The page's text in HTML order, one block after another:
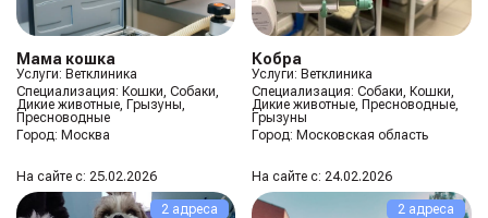
Мама кошка
Услуги: Ветклиника
Специализация: Кошки, Собаки,
Дикие животные, Грызуны,
Пресноводные
Город: Москва
Кобра
Услуги: Ветклиника
Специализация:Собаки, Кошки,
Дикие животные, Пресноводные,
Грызуны
Город: Московская область
На сайте с: 25.02.2026
2 адреса
На сайте с: 24.02.2026
2 адреса